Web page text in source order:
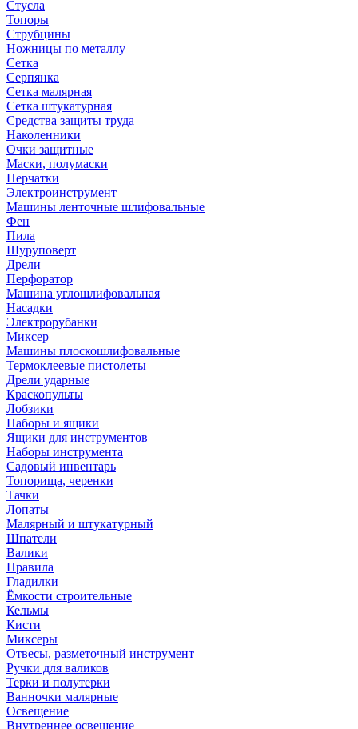
Стусла
Топоры
Струбцины
Ножницы по металлу
Сетка
Серпянка
Сетка малярная
Сетка штукатурная
Средства защиты труда
Наколенники
Очки защитные
Маски, полумаски
Перчатки
Электроинструмент
Машины ленточные шлифовальные
Фен
Пила
Шуруповерт
Дрели
Перфоратор
Машина углошлифовальная
Насадки
Электрорубанки
Миксер
Машины плоскошлифовальные
Термоклеевые пистолеты
Дрели ударные
Краскопульты
Лобзики
Наборы и ящики
Ящики для инструментов
Наборы инструмента
Садовый инвентарь
Топорища, черенки
Тачки
Лопаты
Малярный и штукатурный
Шпатели
Валики
Правила
Гладилки
Ёмкости строительные
Кельмы
Кисти
Миксеры
Отвесы, разметочный инструмент
Ручки для валиков
Терки и полутерки
Ванночки малярные
Освещение
Внутреннее освещение